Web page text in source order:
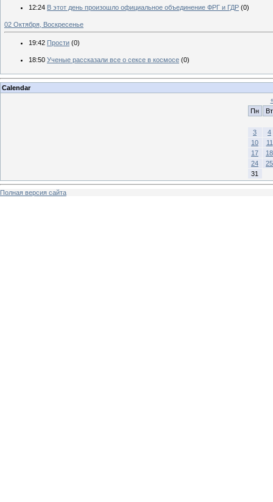
12:24 В этот день произошло официальное объединение ФРГ и ГДР (0)
02 Октября, Воскресенье
19:42 Прости (0)
18:50 Ученые рассказали все о сексе в космосе (0)
Calendar
Пн
Вт
3
4
10
11
17
18
24
25
31
Полная версия сайта